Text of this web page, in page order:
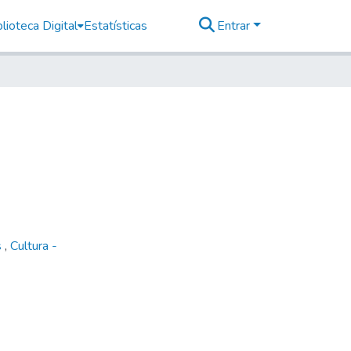
Digital Estatísticas Entrar
, Cultura -